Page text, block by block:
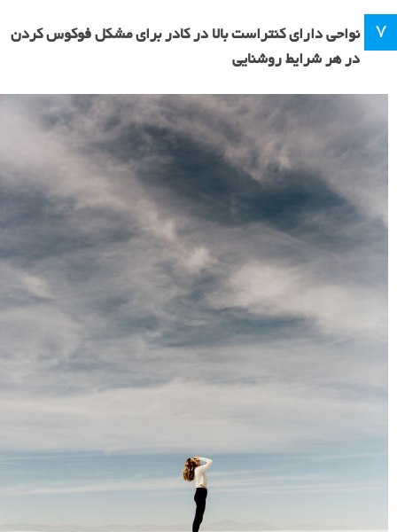
۷
نواحی دارای کنتراست بالا در کادر برای مشکل فوکوس کردن
در هر شرایط روشنایی